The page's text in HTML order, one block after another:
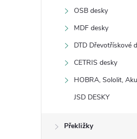
OSB desky
MDF desky
DTD Dřevotřískové
CETRIS desky
HOBRA, Sololit,
JSD DESKY
Překližky